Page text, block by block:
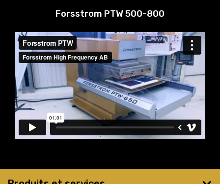
Forsstrom PTW 500-800